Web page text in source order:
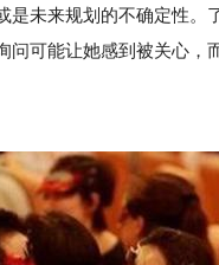
来规划的不确定性。
可能让她感到被关心，